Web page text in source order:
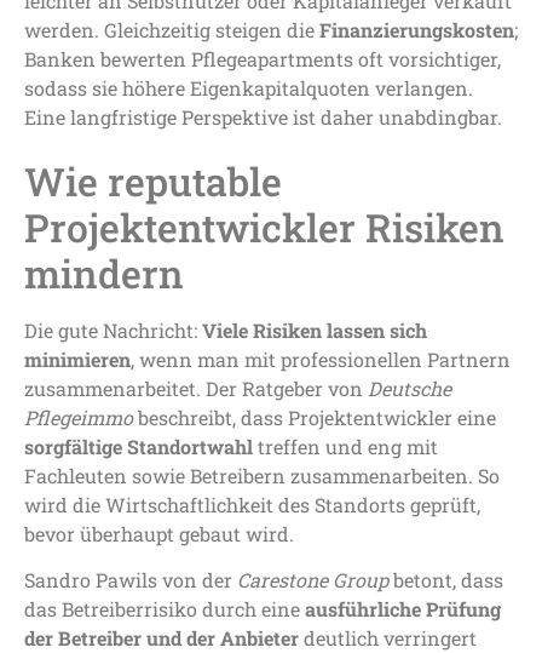
werden. Gleichzeitig steigen dieFinanzierungskosten;
Banken bewerten Pflegeapartments oft vorsichtiger,
sodass sie höhere Eigenkapitalquoten verlangen.
Eine langfristige Perspektive ist daher unabdingbar.
Wie reputable
Projektentwickler Risiken
mindern
Die gute Nachricht:Viele Risiken lassen sich
minimieren, wenn man mit professionellen Partnern
zusammenarbeitet. Der Ratgeber von Deutsche
Pflegeimmobeschreibt, dass Projektentwickler eine
sorgfältige Standortwahltreffen und eng mit
Fachleuten sowie Betreibern zusammenarbeiten. So
wird die Wirtschaftlichkeit des Standorts geprüft,
bevor überhaupt gebaut wird.
Sandro Pawils von der Carestone Groupbetont, dass
das Betreiberrisiko durch eineausführliche Prüfung
der Betreiber und der Anbieterdeutlich verringert